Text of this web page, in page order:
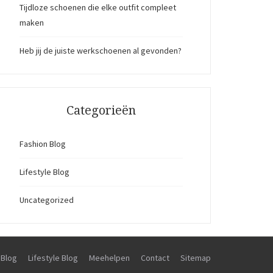
Tijdloze schoenen die elke outfit compleet
maken
Heb jij de juiste werkschoenen al gevonden?
Categorieën
Fashion Blog
Lifestyle Blog
Uncategorized
Lifestyle Blog Meehelpen Contact Sitemap